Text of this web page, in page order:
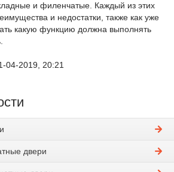
и филенчатые. Каждый из этих
и недостатки, также как уже
какую функцию должна выполнять
04-2019, 20:21
двери